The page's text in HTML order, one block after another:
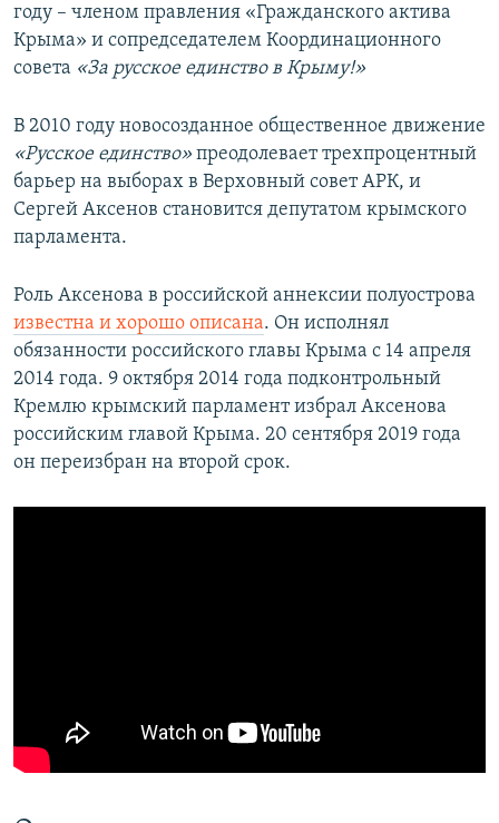
году – членом правления «Гражданского актива
Крыма» и сопредседателем Координационного
совета «За русское единство в Крыму!»
В 2010 году новосозданное общественное движение
«Русское единство» преодолевает трехпроцентный
барьер на выборах в Верховный совет АРК, и
Сергей Аксенов становится депутатом крымского
парламента.
Роль Аксенова в российской аннексии полуострова
известна и хорошо описана. Он исполнял
обязанности российского главы Крыма с 14 апреля
2014 года. 9 октября 2014 года подконтрольный
Кремлю крымский парламент избрал Аксенова
российским главой Крыма. 20 сентября 2019 года
он переизбран на второй срок.